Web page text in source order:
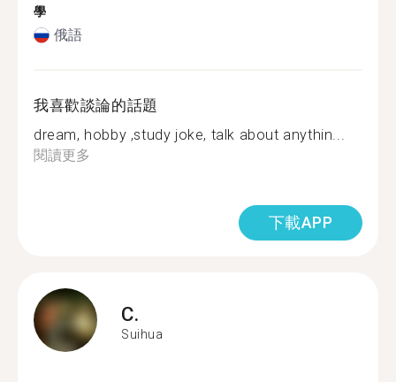
學
俄語
我喜歡談論的話題
dream, hobby ,study joke, talk about anythin...
閱讀更多
下載APP
C.
Suihua